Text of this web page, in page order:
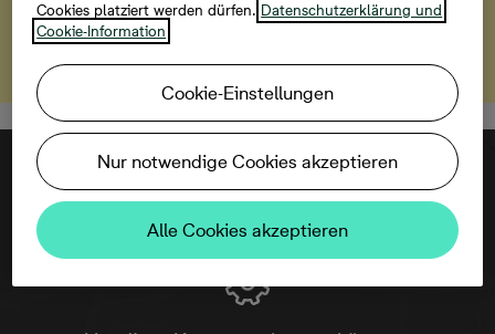
Zur Anmeldung
Cookies platziert werden dürfen. Datenschutzerklärung und
Cookie-Information
Cookie-Einstellungen
Nur notwendige Cookies akzeptieren
Alle Cookies akzeptieren